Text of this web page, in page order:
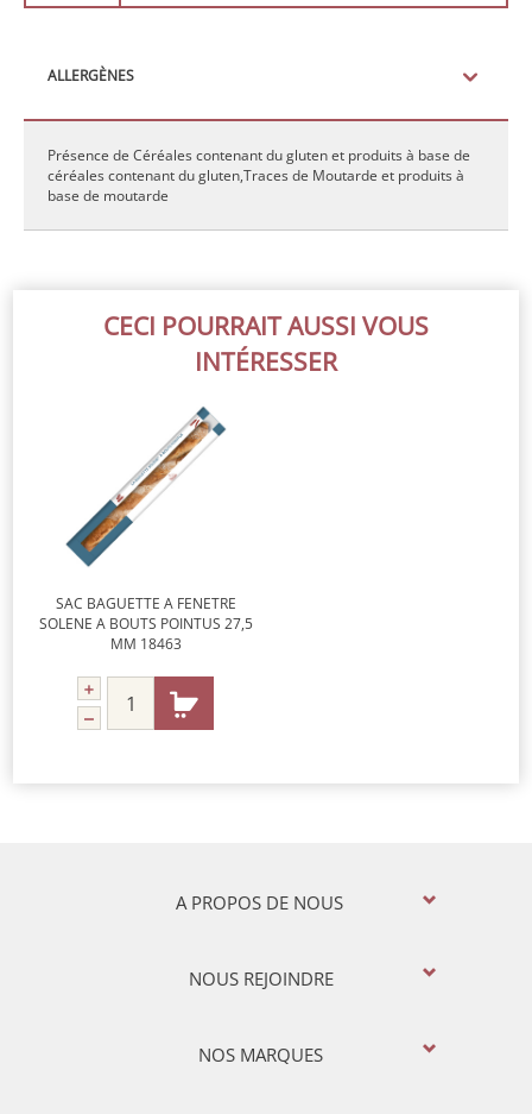
ALLERGÈNES
Présence de Céréales contenant du gluten et produits à base de
céréales contenant du gluten,Traces de Moutarde et produits à
base de moutarde
CECI POURRAIT AUSSI VOUS
INTÉRESSER
SAC BAGUETTE A FENETRE
SOLENE A BOUTS POINTUS 27,5
MM 18463
A PROPOS DE NOUS
NOUS REJOINDRE
NOS MARQUES